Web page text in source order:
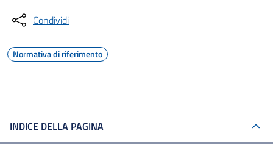
Condividi
Normativa di riferimento
INDICE DELLA PAGINA